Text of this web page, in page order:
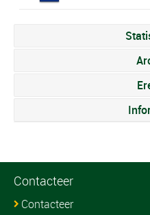
Contacteer
Contacteer